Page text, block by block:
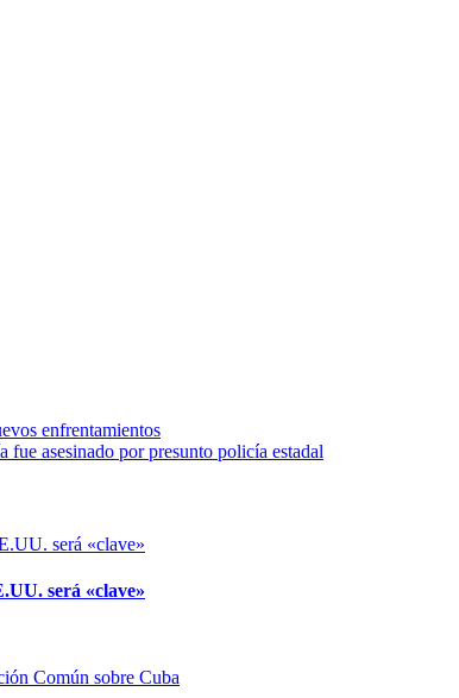
enfrentamientos
fue asesinado por presunto policía estadal
será «clave»